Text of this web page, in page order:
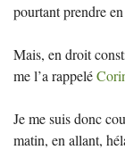
pourtant prendre
Mais, en droit
me l’a rappelé
Je me suis donc
matin, en allant,